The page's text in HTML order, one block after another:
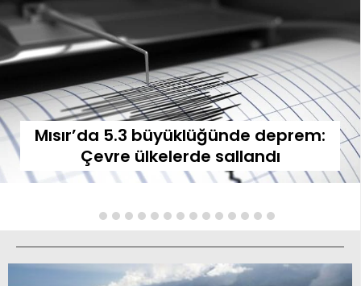
Mısır’da 5.3 büyüklüğünde deprem:
Çevre ülkelerde sallandı